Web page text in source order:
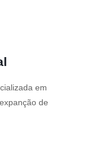
em
de